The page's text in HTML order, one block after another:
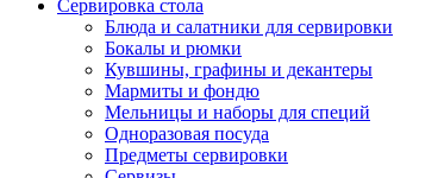
Сервировка стола
Блюда и салатники для сервировки
Бокалы и рюмки
Кувшины, графины и декантеры
Мармиты и фондю
Мельницы и наборы для специй
Одноразовая посуда
Предметы сервировки